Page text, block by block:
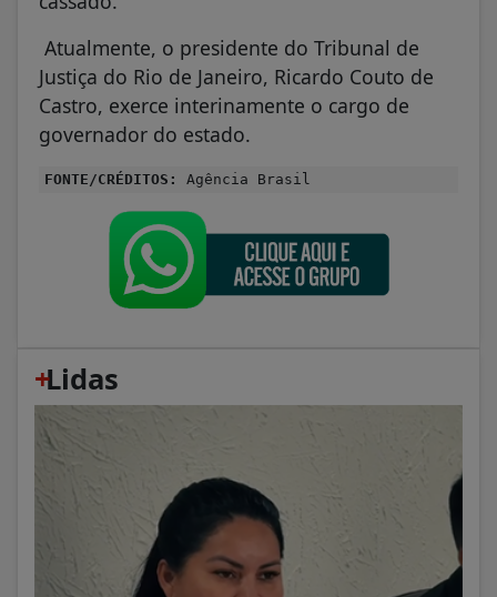
Atualmente, o presidente do Tribunal de
Justiça do Rio de Janeiro, Ricardo Couto de
Castro, exerce interinamente o cargo de
governador do estado.
FONTE/CRÉDITOS: Agência Brasil
+
Lidas